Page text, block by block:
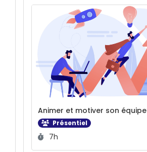
Animer et motiver son équipe
Présentiel
Durée :
7h